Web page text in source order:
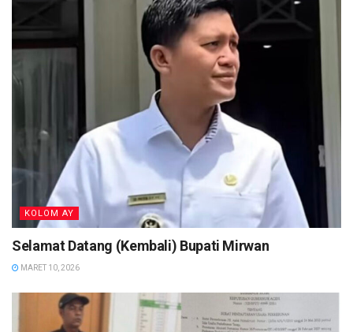
KOLOM AY
Selamat Datang (Kembali) Bupati Mirwan
MARET 10, 2026